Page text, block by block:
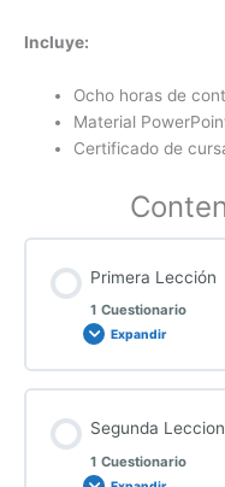
Incluye:
Ocho horas de
Material
Certificado de
Primera Lección
1 Cuestionario
Expandir
Segunda Leccion
1 Cuestionario